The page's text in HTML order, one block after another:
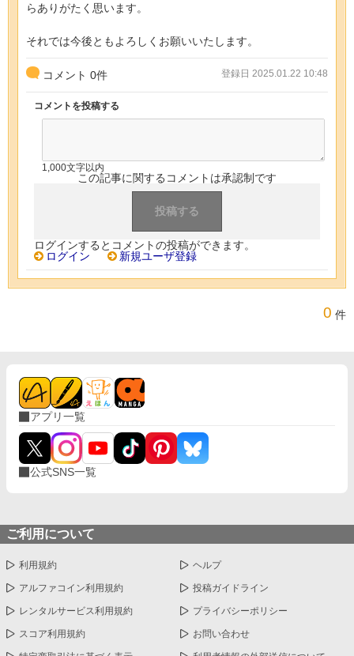
らありがたく思います。
それでは今後ともよろしくお願いいたします。
コメント 0件 登録日 2025.01.22 10:48
コメントを投稿する
1,000文字以内
この記事に関するコメントは承認制です
ログインするとコメントの投稿ができます。
ログイン
新規ユーザ登録
0 件
アプリ一覧
公式SNS一覧
ご利用について
利用規約 ヘルプ
アルファコイン利用規約 投稿ガイドライン
レンタルサービス利用規約 プライバシーポリシー
スコア利用規約 お問い合わせ